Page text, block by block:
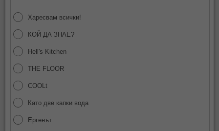
Харесвам всички!
КОЙ ДА ЗНАЕ?
Hell's Kitchen
THE FLOOR
COOLt
Като две капки вода
Ергенът